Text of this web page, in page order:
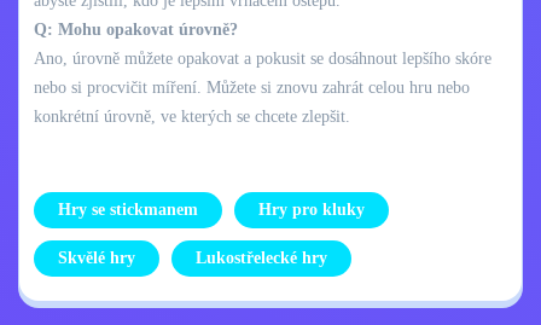
Q: Mohu opakovat úrovně?
Ano, úrovně můžete opakovat a pokusit se dosáhnout lepšího skóre
nebo si procvičit míření. Můžete si znovu zahrát celou hru nebo
konkrétní úrovně, ve kterých se chcete zlepšit.
Hry se stickmanem Hry pro kluky
Skvělé hry Lukostřelecké hry